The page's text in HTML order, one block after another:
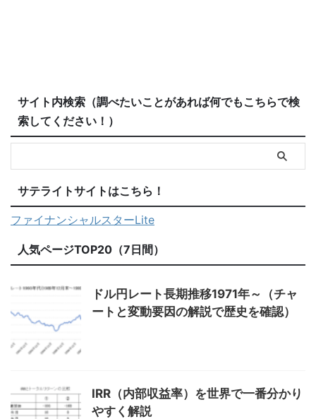
サイト内検索（調べたいことがあれば何でもこちらで検
索してください！）
サテライトサイトはこちら！
ファイナンシャルスターLite
人気ページTOP20（7日間）
ドル円レート長期推移1971年～（チャ
ートと変動要因の解説で歴史を確認）
IRR（内部収益率）を世界で一番分かり
やすく解説